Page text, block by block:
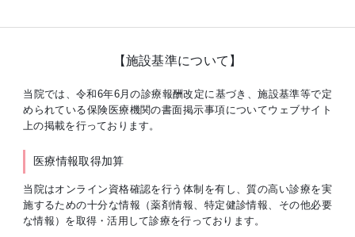
【施設基準について】
当院では、令和6年6月の診療報酬改定に基づき、施設基準等で定
められている保険医療機関の書面掲示事項についてウェブサイト
上の掲載を行っております。
医療情報取得加算
当院はオンライン資格確認を行う体制を有し、質の高い診療を実
施するための十分な情報（薬剤情報、特定健診情報、その他必要
な情報）を取得・活用して診療を行っております。